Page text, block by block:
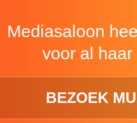
Mediasaloon
voor al
BEZOEK